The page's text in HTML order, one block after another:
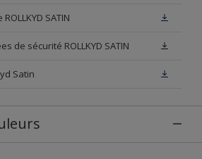
SATIN
de sécurité ROLLKYD SATIN
Satin